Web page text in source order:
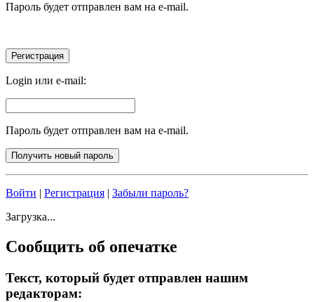
Пароль будет отправлен вам на e-mail.
Login или e-mail:
Пароль будет отправлен вам на e-mail.
Войти | Регистрация | Забыли пароль?
Загрузка...
Сообщить об опечатке
Текст, который будет отправлен нашим
редакторам: